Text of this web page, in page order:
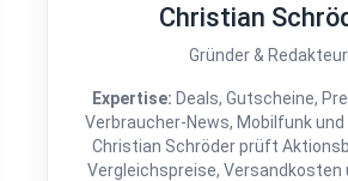
Christian
Gründer & Redakteur
Expertise: Deals, Gutscheine,
Verbraucher-News, Mobilfunk und
Christian Schröder prüft
Vergleichspreise, Versandkosten